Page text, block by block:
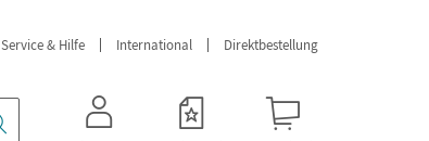
Service & Hilfe International Direktbestellung